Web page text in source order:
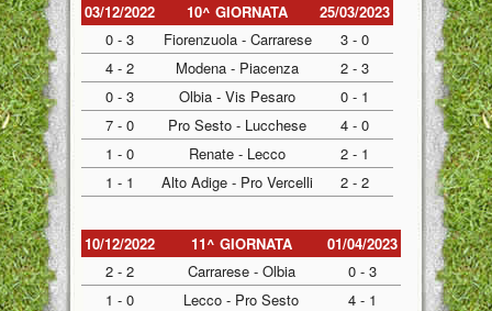
03/12/2022 10^ GIORNATA
25/03/2023
0 - 3
Fiorenzuola - Carrarese
3 - 0
4 - 2
Modena - Piacenza
2 - 3
0 - 3
Olbia - Vis Pesaro
0 - 1
7 - 0
Pro Sesto - Lucchese
4 - 0
1 - 0
Renate - Lecco
2 - 1
1 - 1
Alto Adige - Pro Vercelli 2 - 2
10/12/2022 11^ GIORNATA
01/04/2023
2 - 2
Carrarese - Olbia
0 - 3
1 - 0
Lecco - Pro Sesto
4 - 1